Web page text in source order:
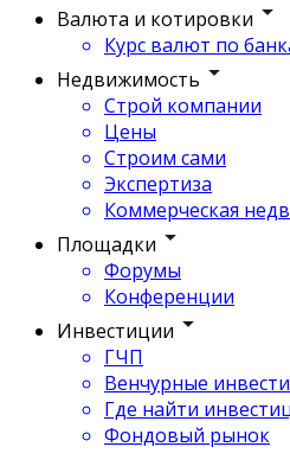
Валюта и котировки
Курс валют по
Недвижимость
Строй компании
Цены
Строим сами
Экспертиза
Коммерческая
Площадки
Форумы
Конференции
Инвестиции
ГЧП
Венчурные
Где найти
Фондовый рынок